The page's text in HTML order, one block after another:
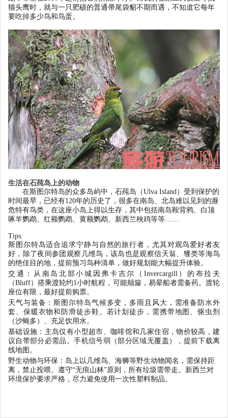
猫头鹰时，就与一只肥硕的普通帚尾袋貂不期而遇，不知道它每年
要吃掉多少鸟和鸟蛋。
生活在石莼岛上的动物
在斯图尔特岛的众多岛屿中，石莼岛（Ulva Island ）受到保护的
时间最早，已经有120年的历史了，很多在南岛、北岛难以见到的濒
危特有鸟类，在这座小岛上得以生存，其中包括南岛鞍背鸦、白顶
啄羊鹦鹉、红额鹦鹉、黄额鹦鹉、新西兰秧鸡等等
Tips:
斯图尔特岛适合追求宁静与自然的旅行者，尤其对观鸟爱好者友
好，除了夜间参团观察几维鸟，该岛也是观察信天翁、鹱类等海鸟
的绝佳目的地，提前预习鸟种清单，做好规划能大幅提升体验。
交通：从南岛北部小城因弗卡吉尔（ Invercargill ）的布拉夫
（Bluff）搭乘渡轮约1小时航程，可能颠簸，易晕船者需备药。渡轮
座位有限，最好提前购票。
天气与装备：斯图尔特岛气候多变，多雨且风大，需准备防水外
套、保暖衣物和防滑徒步鞋。若计划徒步，需携带地图、驱虫剂
（沙蝇多）、充足饮用水。
基础设施：主岛仅有小型超市、咖啡馆和几家住宿，物价较高，建
议自带部分必需品。手机信号弱（部分区域无覆盖），提前下载离
线地图。
野生动物与环保：岛上以几维鸟、海狮等野生动物闻名，需保持距
离，禁止投喂。遵守“无痕山林”原则，所有垃圾需带走。新西兰对
环境保护要求严格，尽力避免使用一次性塑料制品。